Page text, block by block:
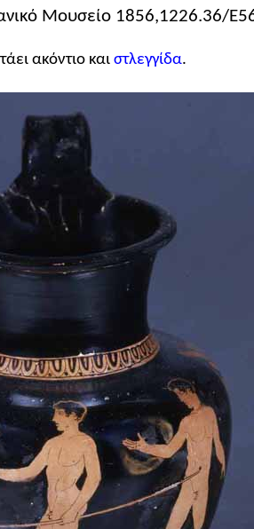
Μουσείο 1856,1226.36/
ακόντιο και στλεγγίδα.